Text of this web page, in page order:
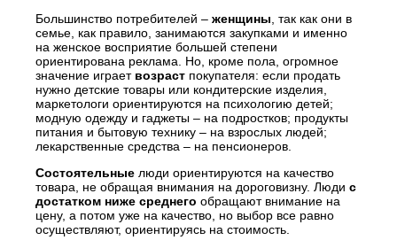
Большинство потребителей – женщины , так как они в
семье, как правило, занимаются закупками и именно
на женское восприятие большей степени
ориентирована реклама. Но, кроме пола, огромное
значение играет возраст покупателя: если продать
нужно детские товары или кондитерские изделия,
маркетологи ориентируются на психологию детей;
модную одежду и гаджеты – на подростков; продукты
питания и бытовую технику – на взрослых людей;
лекарственные средства – на пенсионеров.
Состоятельные люди ориентируются на качество
товара, не обращая внимания на дороговизну. Люди с
достатком ниже среднего обращают внимание на
цену, а потом уже на качество, но выбор все равно
осуществляют, ориентируясь на стоимость.